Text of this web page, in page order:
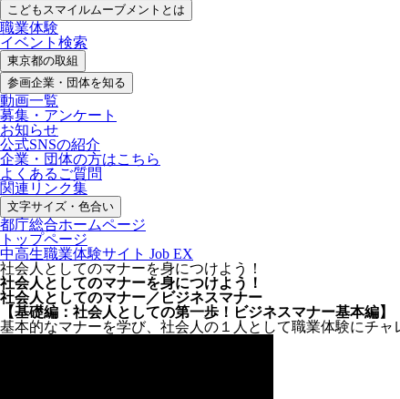
こどもスマイルムーブメントとは
職業体験
イベント検索
東京都の取組
参画企業・ 団体を知る
動画一覧
募集・ アンケート
お知らせ
公式SNSの紹介
企業・団体の方はこちら
よくあるご質問
関連リンク集
文字サイズ・色合い
都庁総合ホームページ
トップページ
中高生職業体験サイト Job EX
社会人としてのマナーを身につけよう！
社会人としてのマナーを身につけよう！
社会人としてのマナー／ビジネスマナー
【基礎編：社会人としての第一歩！ビジネスマナー基本編】
基本的なマナーを学び、社会人の１人として職業体験にチャ